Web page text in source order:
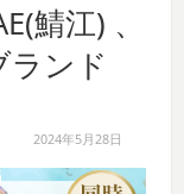
鯖江) 、
ランド
2024年5月28日